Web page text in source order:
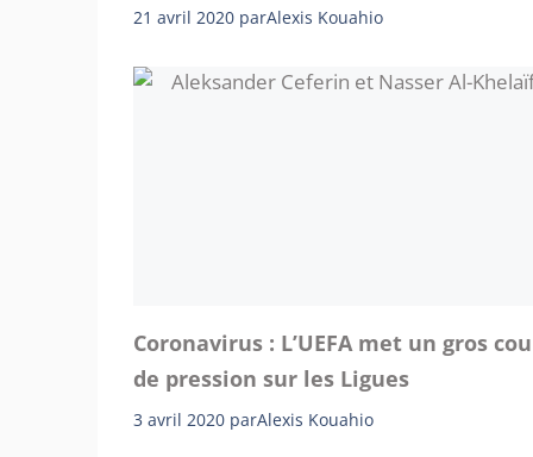
21 avril 2020 parAlexis Kouahio
Coronavirus : L’UEFA met un gros
de pression sur les Ligues
3 avril 2020 parAlexis Kouahio